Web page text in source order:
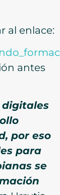
al enlace:
antes
digitales
por eso
para
se